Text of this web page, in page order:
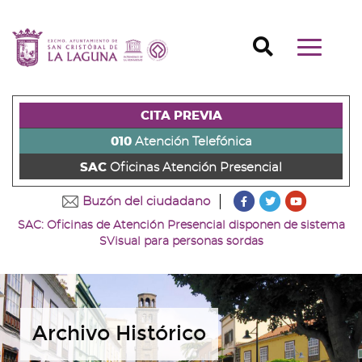
contenido
principal
página
s)
a
la
la
+
Ir
al
la
+
Ir
principal
u)
Mostrar/
Buscador
CITA PREVIA
010Atención Telefónica
SAC Oficinas Atención Presencial
Buzón del ciudadano
???
Ir
a
página
de
Facebook
???
Ir
página
de
Twitter
Ir
canal
de
Youtube
SAC: Oficinas de Atención Presencial disponen de sistema
SVisual para personas sordas
Archivo Histórico